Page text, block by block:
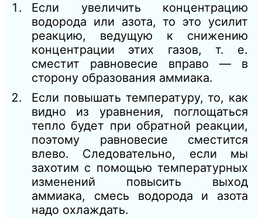
Если увеличить концентрацию
водорода или азота, то это усилит
реакцию, ведущую к снижению
концентрации этих газов, т. е.
сместит равновесие вправо — в
сторону образования аммиака.
Если повышать температуру, то, как
видно из уравнения, поглощаться
тепло будет при обратной реакции,
поэтому равновесие сместится
влево. Следовательно, если мы
захотим с помощью температурных
изменений повысить выход
аммиака, смесь водорода и азота
надо охлаждать.